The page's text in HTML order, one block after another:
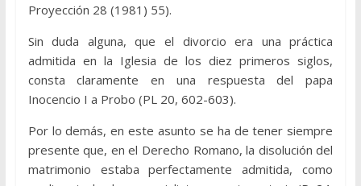
Proyección 28 (1981) 55).
Sin duda alguna, que el divorcio era una práctica
admitida en la Iglesia de los diez primeros siglos,
consta claramente en una respuesta del papa
Inocencio I a Probo (PL 20, 602-603).
Por lo demás, en este asunto se ha de tener siempre
presente que, en el Derecho Romano, la disolución del
matrimonio estaba perfectamente admitida, como